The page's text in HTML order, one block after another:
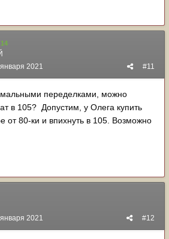
14
#11
2021
переделками, можно
в 105? Допустим, у Олега купить
от 80-ки и впихнуть в 105. Возможно
#12
2021